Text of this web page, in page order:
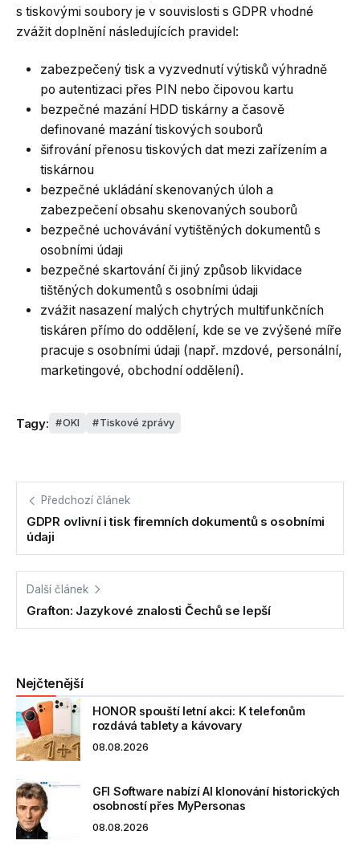
s tiskovými soubory je v souvislosti s GDPR vhodné
zvážit doplnění následujících pravidel:
zabezpečený tisk a vyzvednutí výtisků výhradně
po autentizaci přes PIN nebo čipovou kartu
bezpečné mazání HDD tiskárny a časově
definované mazání tiskových souborů
šifrování přenosu tiskových dat mezi zařízením a
tiskárnou
bezpečné ukládání skenovaných úloh a
zabezpečení obsahu skenovaných souborů
bezpečné uchovávání vytištěných dokumentů s
osobními údaji
bezpečné skartování či jiný způsob likvidace
tištěných dokumentů s osobními údaji
zvážit nasazení malých chytrých multifunkčních
tiskáren přímo do oddělení, kde se ve zvýšené míře
pracuje s osobními údaji (např. mzdové, personální,
marketingové, obchodní oddělení).
Tagy: OKI Tiskové zprávy
Předchozí článek
GDPR ovlivní i tisk firemních dokumentů s osobními
údaji
Další článek
Grafton: Jazykové znalosti Čechů se lepší
Nejčtenější
HONOR spouští letní akci: K telefonům
rozdává tablety a kávovary
08.08.2026
GFI Software nabízí AI klonování historických
osobností přes MyPersonas
08.08.2026